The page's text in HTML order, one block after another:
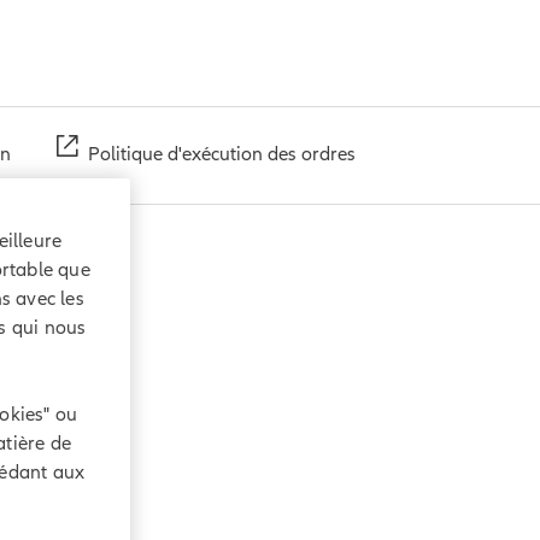
Politique d'exécution des ordres
que
avec les
qui nous
ou
de
aux